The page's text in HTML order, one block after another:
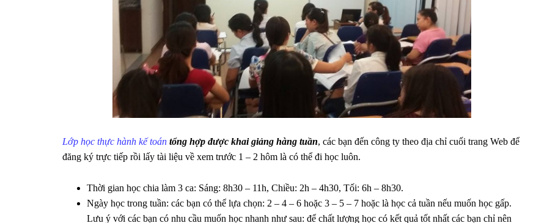
Lớp học thực hành kế toán tổng hợp được khai giảng hàng tuần, các bạn đến công ty theo địa chỉ cuối trang Web để
đăng ký trực tiếp rồi lấy tài liệu về xem trước 1 – 2 hôm là có thể đi học luôn.
Thời gian học chia làm 3 ca: Sáng: 8h30 – 11h, Chiều: 2h – 4h30, Tối: 6h – 8h30.
Ngày học trong tuần: các bạn có thể lựa chọn: 2 – 4 – 6 hoặc 3 – 5 – 7 hoặc là học cả tuần nếu muốn học gấp.
Lưu ý với các bạn có nhu cầu muốn học nhanh như sau: để chất lượng học có kết quả tốt nhất các bạn chỉ nên